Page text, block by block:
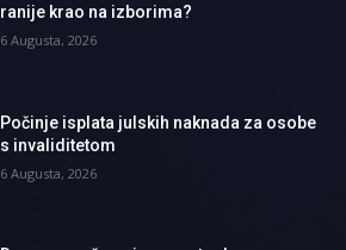
ranije krao na izborima?
6 Augusta, 2026
Počinje isplata julskih naknada za osobe
s invaliditetom
6 Augusta, 2026